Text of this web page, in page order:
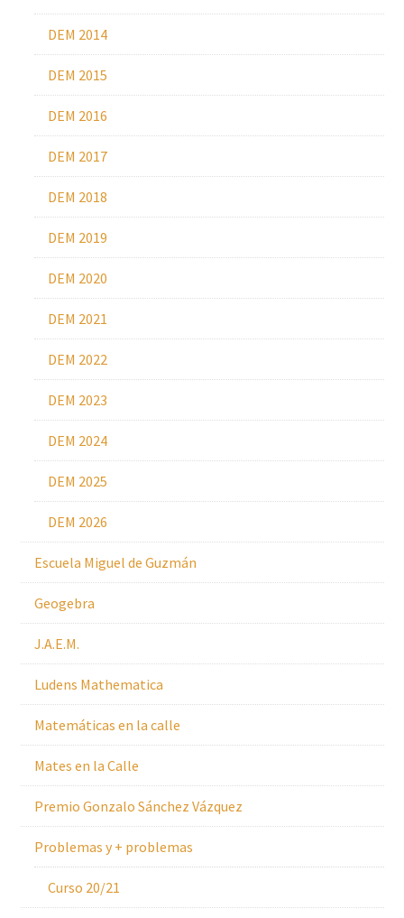
DEM 2014
DEM 2015
DEM 2016
DEM 2017
DEM 2018
DEM 2019
DEM 2020
DEM 2021
DEM 2022
DEM 2023
DEM 2024
DEM 2025
DEM 2026
Escuela Miguel de Guzmán
Geogebra
J.A.E.M.
Ludens Mathematica
Matemáticas en la calle
Mates en la Calle
Premio Gonzalo Sánchez Vázquez
Problemas y + problemas
Curso 20/21